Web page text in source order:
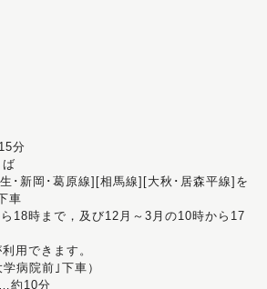
分
ば
･新岡･葛原線][相馬線][大秋･居森平線]を
車
18時まで，及び12月～3月の10時から17
用できます。
病院前｣下車）
約10分